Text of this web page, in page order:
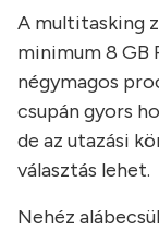
A multitasking
minimum 8 GB
négymagos
csupán gyors
de az utazási
választás lehet.
Nehéz